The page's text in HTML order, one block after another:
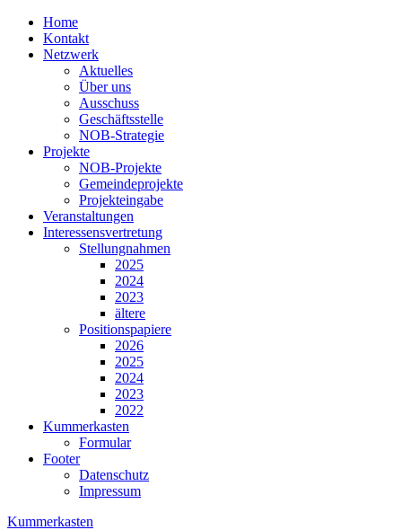
Home
Kontakt
Netzwerk
Aktuelles
Über uns
Ausschuss
Geschäftsstelle
NOB-Strategie
Projekte
NOB-Projekte
Gemeindeprojekte
Projekteingabe
Veranstaltungen
Interessensvertretung
Stellungnahmen
2025
2024
2023
ältere
Positionspapiere
2026
2025
2024
2023
2022
Kummerkasten
Formular
Footer
Datenschutz
Impressum
Kummerkasten